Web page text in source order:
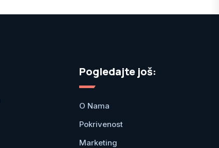
Pogledajte još:
O Nama
Pokrivenost
Marketing